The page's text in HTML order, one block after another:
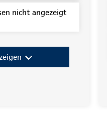
nicht angezeigt